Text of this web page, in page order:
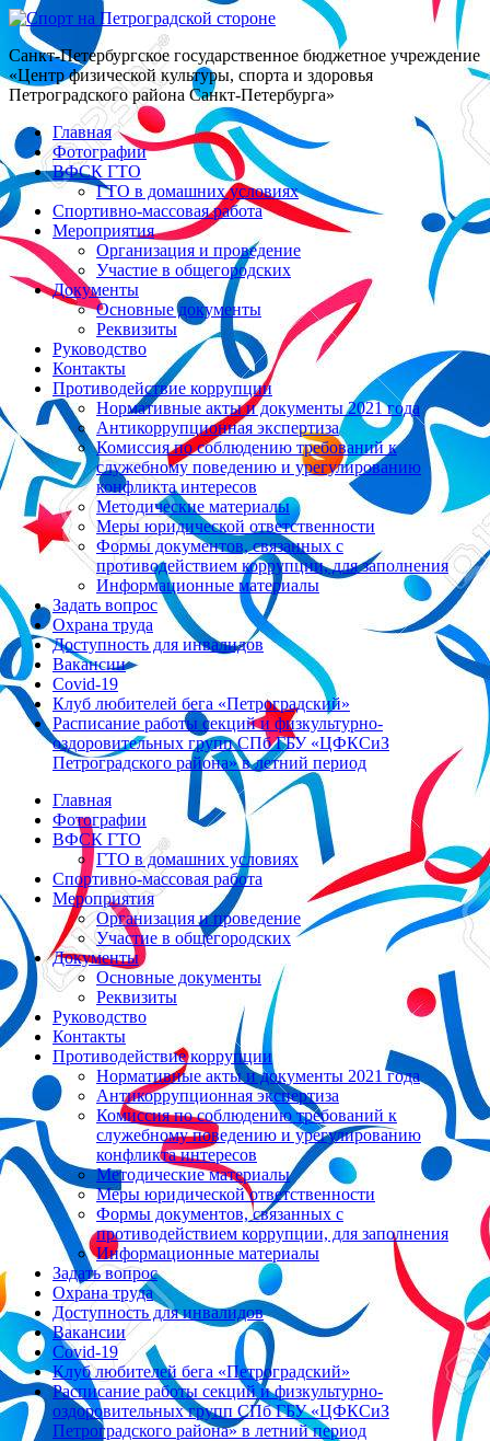
Санкт-Петербургское государственное бюджетное учреждение
«Центр физической культуры, спорта и здоровья
Петроградского района Санкт-Петербурга»
Главная
Фотографии
ВФСК ГТО
ГТО в домашних условиях
Спортивно-массовая работа
Мероприятия
Организация и проведение
Участие в общегородских
Документы
Основные документы
Реквизиты
Руководство
Контакты
Противодействие коррупции
Нормативные акты и документы 2021 года
Антикоррупционная экспертиза
Комиссия по соблюдению требований к
служебному поведению и урегулированию
конфликта интересов
Методические материалы
Меры юридической ответственности
Формы документов, связанных с
противодействием коррупции, для заполнения
Информационные материалы
Задать вопрос
Охрана труда
Доступность для инвалидов
Вакансии
Covid-19
Клуб любителей бега «Петроградский»
Расписание работы секций и физкультурно-
оздоровительных групп СПб ГБУ «ЦФКСиЗ
Петроградского района» в летний период
Главная
Фотографии
ВФСК ГТО
ГТО в домашних условиях
Спортивно-массовая работа
Мероприятия
Организация и проведение
Участие в общегородских
Документы
Основные документы
Реквизиты
Руководство
Контакты
Противодействие коррупции
Нормативные акты и документы 2021 года
Антикоррупционная экспертиза
Комиссия по соблюдению требований к
служебному поведению и урегулированию
конфликта интересов
Методические материалы
Меры юридической ответственности
Формы документов, связанных с
противодействием коррупции, для заполнения
Информационные материалы
Задать вопрос
Охрана труда
Доступность для инвалидов
Вакансии
Covid-19
Клуб любителей бега «Петроградский»
Расписание работы секций и физкультурно-
оздоровительных групп СПб ГБУ «ЦФКСиЗ
Петроградского района» в летний период